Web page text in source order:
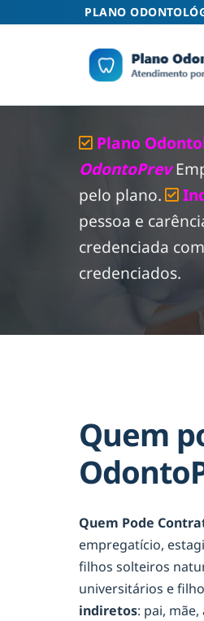
PLANO
Plano
OdontoPrev
pelo plano.
pessoa e
credenciada
credenciados.
Quem
Quem Pode
empregatício,
filhos solteiros
universitários e
indiretos: pai,